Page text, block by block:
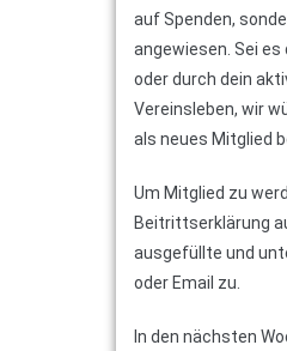
auf Spenden,
angewiesen. Sei
oder durch dein
Vereinsleben, wir
als neues Mitglied
Um Mitglied zu
Beitrittserklärung
ausgefüllte und
oder Email zu.
In den nächsten